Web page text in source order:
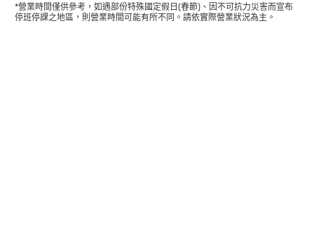
*營業時間僅供參考，如遇部份特殊國定假日(春節)、因不可抗力災害而宣布
停班停課之地區，則營業時間可能有所不同。請依實際營業狀況為主。